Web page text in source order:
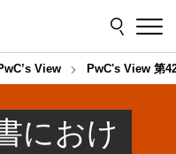
View PwC's View 第
におけ